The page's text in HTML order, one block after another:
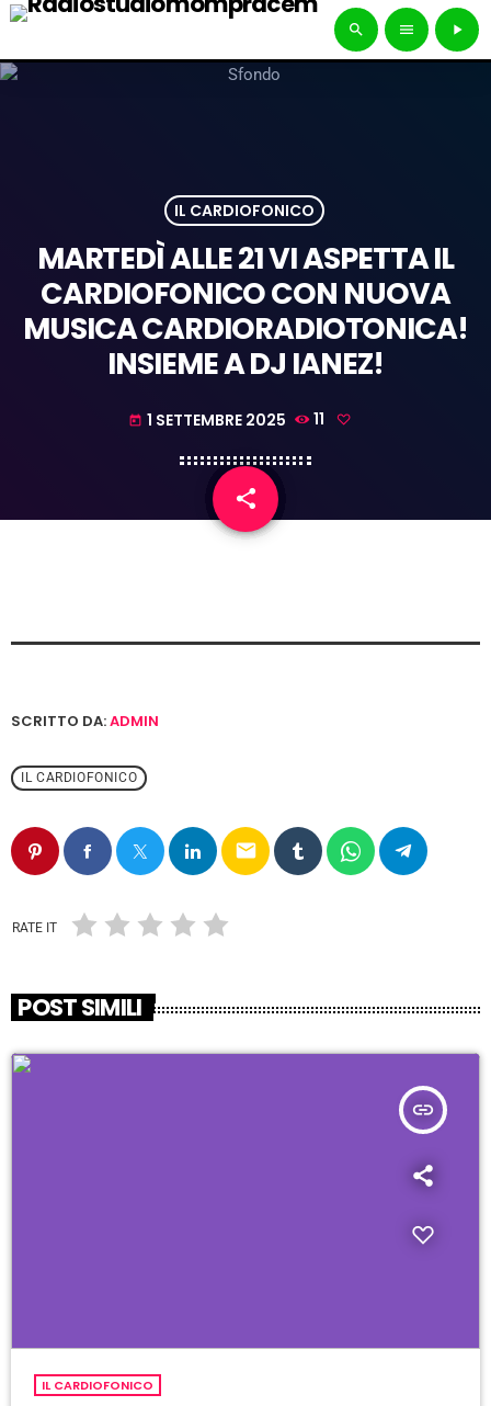
search menu play_arrow
IL CARDIOFONICO
MARTEDÌ ALLE 21 VI ASPETTA IL
CARDIOFONICO CON NUOVA
MUSICA CARDIORADIOTONICA!
INSIEME A DJ IANEZ!
today 1 SETTEMBRE 2025 11
share
email
SCRITTO DA:ADMIN
IL CARDIOFONICO
email
RATE IT
POST SIMILI
insert_link
IL CARDIOFONICO